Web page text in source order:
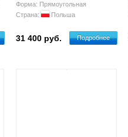
Форма: Прямоугольная
Страна:
Польша
31 400 руб. Подробнее